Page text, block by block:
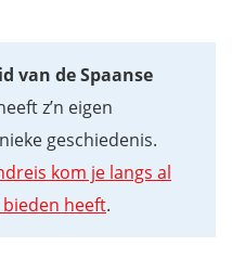
van de Spaanse
z’n eigen
geschiedenis.
kom je langs al
heeft.